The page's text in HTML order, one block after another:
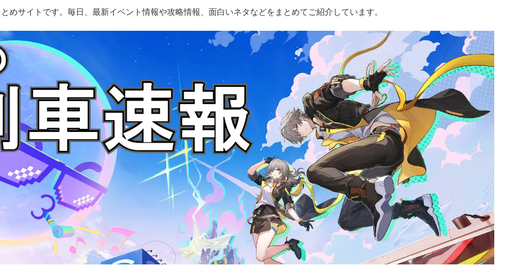
めサイトです。毎日、最新イベント情報や攻略情報、面白いネタなどをまとめてご紹介しています。